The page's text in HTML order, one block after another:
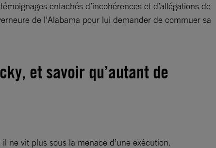
entachés d’incohérences et d’allégations de
de l’Alabama pour lui demander de commuer sa
et savoir qu’autant de
ne vit plus sous la menace d’une exécution.